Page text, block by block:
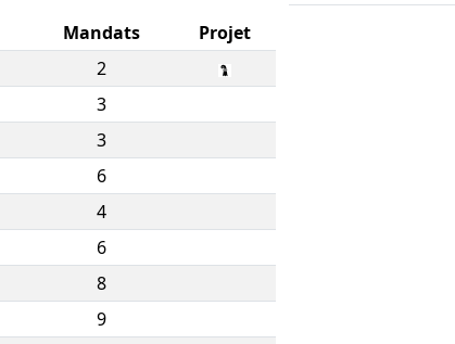
Mandats
Projet
2
3
3
6
4
6
8
9